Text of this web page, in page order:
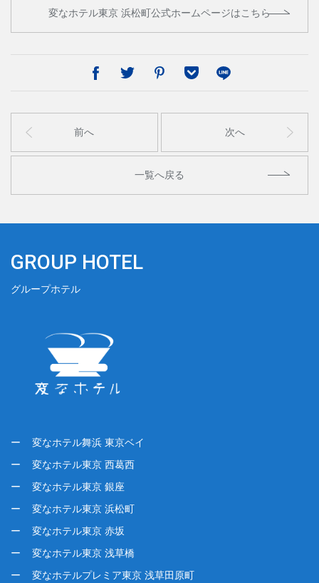
変なホテル東京 浜松町公式ホームページはこちら
前へ 次へ
一覧へ戻る
GROUP HOTEL
グループホテル
変なホテル舞浜 東京ベイ
変なホテル東京 西葛西
変なホテル東京 銀座
変なホテル東京 浜松町
変なホテル東京 赤坂
変なホテル東京 浅草橋
変なホテルプレミア東京 浅草田原町